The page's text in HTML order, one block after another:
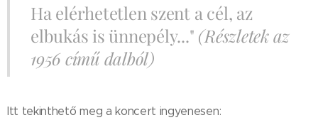
Ha elérhetetlen szent a cél, az
elbukás is ünnepély..." (Részletek az
1956 című dalból)
Itt tekinthető meg a koncert ingyenesen: